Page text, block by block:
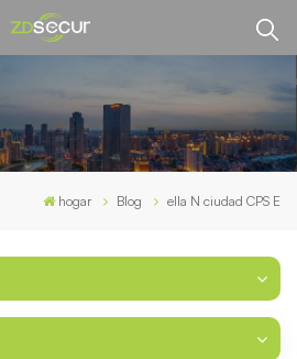
hogar Blog ella N ciudad CPS E